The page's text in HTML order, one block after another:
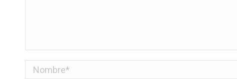
Nombre *